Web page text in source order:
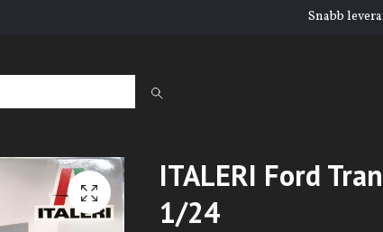
Snabb
ITALERI Ford
1/24